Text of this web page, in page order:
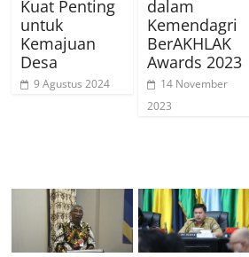
Kuat Penting
untuk
Kemajuan
Desa
9 Agustus 2024
dalam
Kemendagri
BerAKHLAK
Awards 2023
14 November
2023